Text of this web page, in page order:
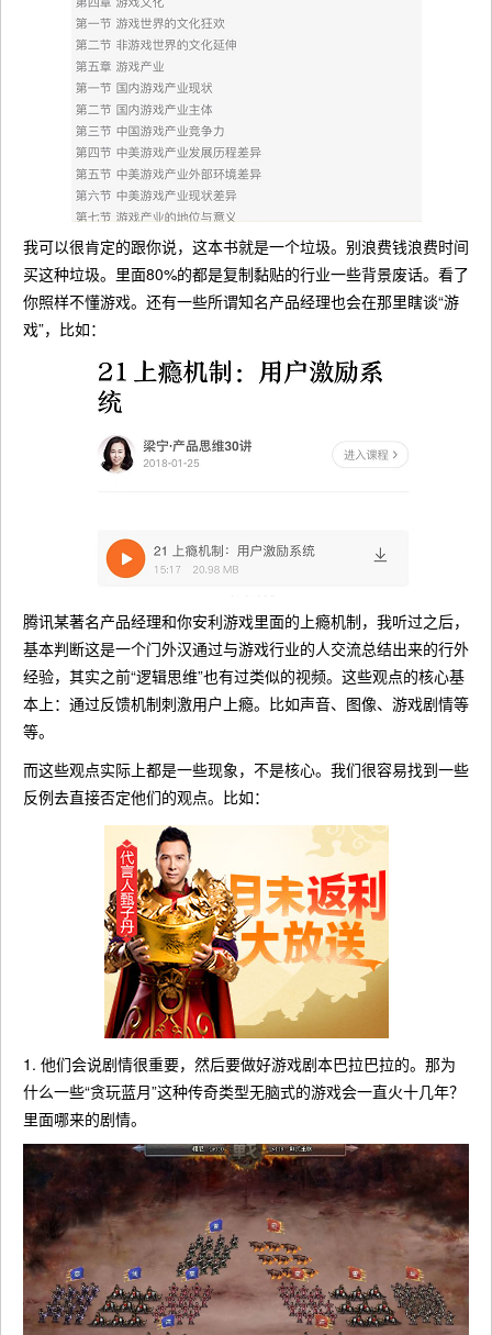
我可以很肯定的跟你说，这本书就是一个垃圾。别浪费钱浪费时间
买这种垃圾。里面80%的都是复制黏贴的行业一些背景废话。看了
你照样不懂游戏。还有一些所谓知名产品经理也会在那里瞎谈“游
戏”，比如：
腾讯某著名产品经理和你安利游戏里面的上瘾机制，我听过之后，
基本判断这是一个门外汉通过与游戏行业的人交流总结出来的行外
经验，其实之前“逻辑思维”也有过类似的视频。这些观点的核心基
本上：通过反馈机制刺激用户上瘾。比如声音、图像、游戏剧情等
等。
而这些观点实际上都是一些现象，不是核心。我们很容易找到一些
反例去直接否定他们的观点。比如：
1. 他们会说剧情很重要，然后要做好游戏剧本巴拉巴拉的。那为
什么一些“贪玩蓝月”这种传奇类型无脑式的游戏会一直火十几年？
里面哪来的剧情。